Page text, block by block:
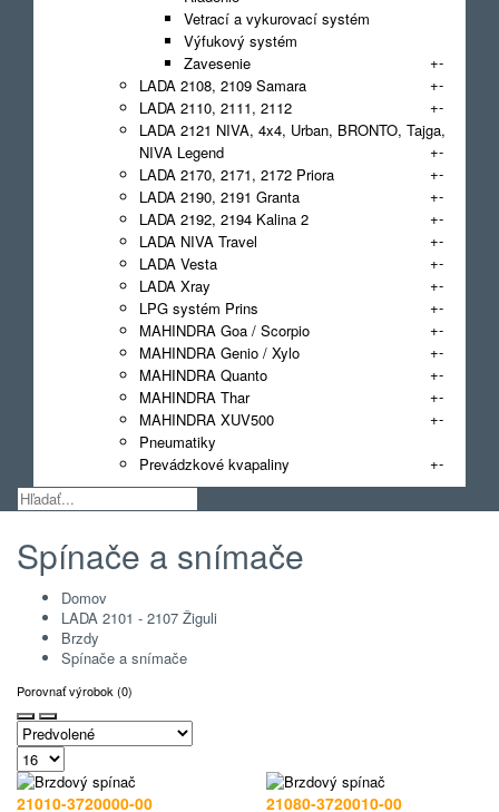
Vetrací a vykurovací systém
Výfukový systém
Zavesenie
+-
LADA 2108, 2109 Samara
+-
LADA 2110, 2111, 2112
+-
LADA 2121 NIVA, 4x4, Urban, BRONTO, Tajga,
NIVA Legend
+-
LADA 2170, 2171, 2172 Priora
+-
LADA 2190, 2191 Granta
+-
LADA 2192, 2194 Kalina 2
+-
LADA NIVA Travel
+-
LADA Vesta
+-
LADA Xray
+-
LPG systém Prins
+-
MAHINDRA Goa / Scorpio
+-
MAHINDRA Genio / Xylo
+-
MAHINDRA Quanto
+-
MAHINDRA Thar
+-
MAHINDRA XUV500
+-
Pneumatiky
Prevádzkové kvapaliny
+-
Spínače a snímače
Domov
LADA 2101 - 2107 Žiguli
Brzdy
Spínače a snímače
Porovnať výrobok (0)
21010-3720000-00 21080-3720010-00